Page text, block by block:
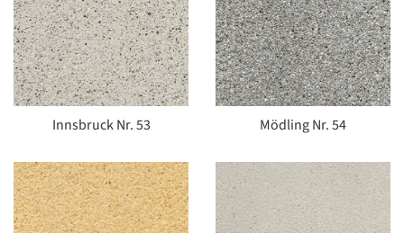
Innsbruck Nr. 53 Mödling Nr. 54